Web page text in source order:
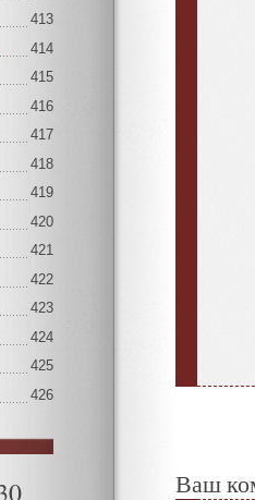
413
414
415
416
417
418
419
420
421
422
423
424
425
426
Ваш